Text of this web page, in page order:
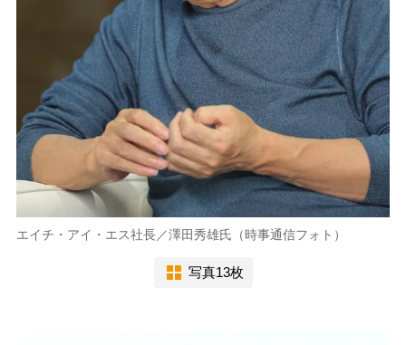
エイチ・アイ・エス社長／澤田秀雄氏（時事通信フォト）
写真13枚